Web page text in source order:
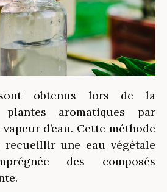
obtenus lors de la
aromatiques par
d’eau. Cette méthode
recueillir une eau végétale
des composés